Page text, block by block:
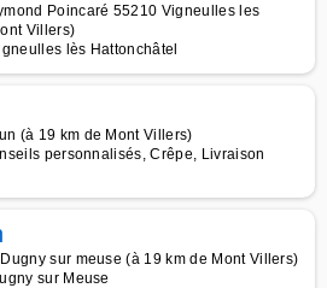
Poincaré 55210 Vigneulles les
Villers)
lès Hattonchâtel
(à 19 km de Mont Villers)
personnalisés, Crêpe, Livraison
sur meuse (à 19 km de Mont Villers)
sur Meuse